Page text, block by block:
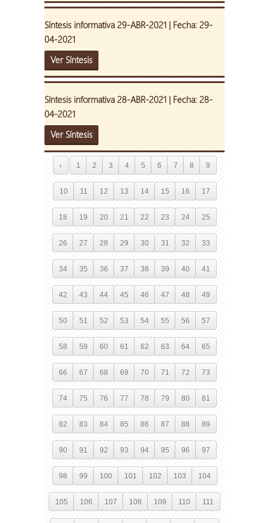
Síntesis informativa 29-ABR-2021 | Fecha: 29-
04-2021
Ver Síntesis
Síntesis informativa 28-ABR-2021 | Fecha: 28-
04-2021
Ver Síntesis
‹ 1 2 3 4 5 6 7 8 9
10 11 12 13 14 15 16 17
18 19 20 21 22 23 24 25
26 27 28 29 30 31 32 33
34 35 36 37 38 39 40 41
42 43 44 45 46 47 48 49
50 51 52 53 54 55 56 57
58 59 60 61 62 63 64 65
66 67 68 69 70 71 72 73
74 75 76 77 78 79 80 81
82 83 84 85 86 87 88 89
90 91 92 93 94 95 96 97
98 99 100 101 102 103 104
105 106 107 108 109 110 111